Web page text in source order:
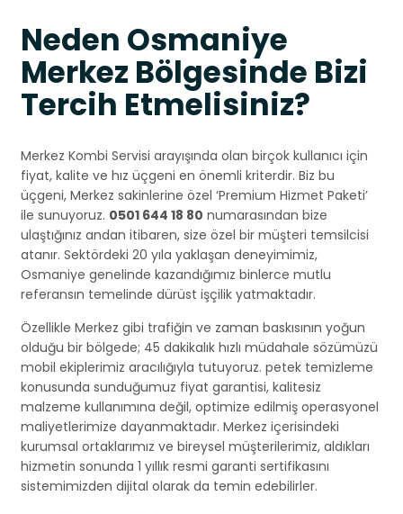
Neden Osmaniye
Merkez Bölgesinde Bizi
Tercih Etmelisiniz?
Merkez Kombi Servisi arayışında olan birçok kullanıcı için
fiyat, kalite ve hız üçgeni en önemli kriterdir. Biz bu
üçgeni, Merkez sakinlerine özel ‘Premium Hizmet Paketi’
ile sunuyoruz. 0501 644 18 80 numarasından bize
ulaştığınız andan itibaren, size özel bir müşteri temsilcisi
atanır. Sektördeki 20 yıla yaklaşan deneyimimiz,
Osmaniye genelinde kazandığımız binlerce mutlu
referansın temelinde dürüst işçilik yatmaktadır.
Özellikle Merkez gibi trafiğin ve zaman baskısının yoğun
olduğu bir bölgede; 45 dakikalık hızlı müdahale sözümüzü
mobil ekiplerimiz aracılığıyla tutuyoruz. petek temizleme
konusunda sunduğumuz fiyat garantisi, kalitesiz
malzeme kullanımına değil, optimize edilmiş operasyonel
maliyetlerimize dayanmaktadır. Merkez içerisindeki
kurumsal ortaklarımız ve bireysel müşterilerimiz, aldıkları
hizmetin sonunda 1 yıllık resmi garanti sertifikasını
sistemimizden dijital olarak da temin edebilirler.